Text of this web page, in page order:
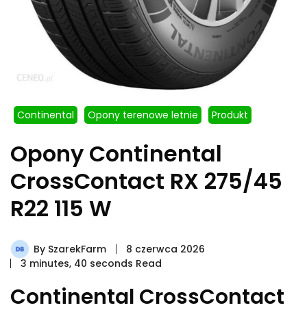
Continental Opony terenowe letnie Produkt
Opony Continental
CrossContact RX 275/45
R22 115 W
By SzarekFarm
8 czerwca 2026
3 minutes, 40 seconds Read
Continental CrossContact